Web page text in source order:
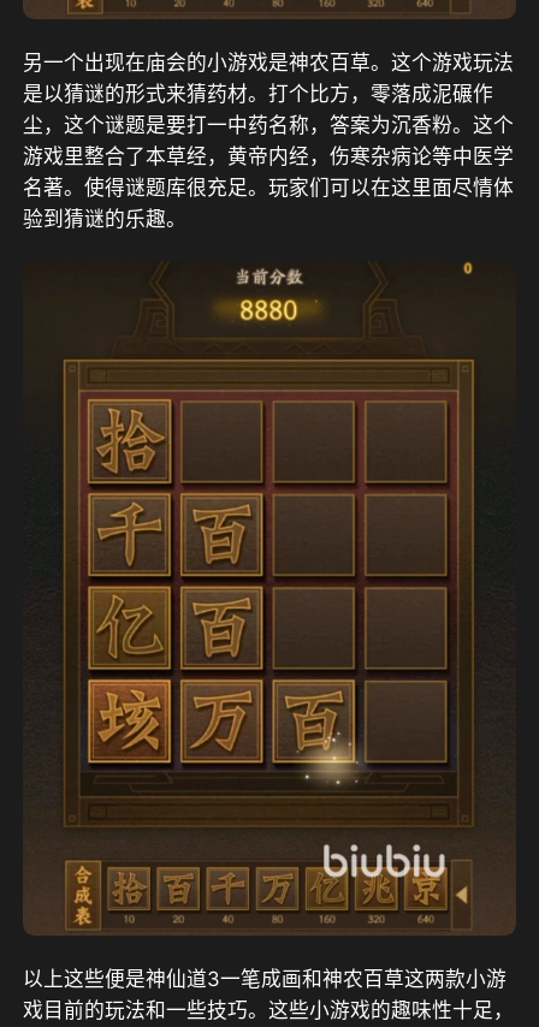
另一个出现在庙会的小游戏是神农百草。这个游戏玩法
是以猜谜的形式来猜药材。打个比方，零落成泥碾作
尘，这个谜题是要打一中药名称，答案为沉香粉。这个
游戏里整合了本草经，黄帝内经，伤寒杂病论等中医学
名著。使得谜题库很充足。玩家们可以在这里面尽情体
验到猜谜的乐趣。
以上这些便是神仙道3一笔成画和神农百草这两款小游
戏目前的玩法和一些技巧。这些小游戏的趣味性十足，